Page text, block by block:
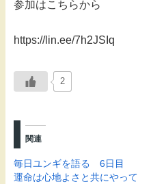
参加はこちらから
https://lin.ee/7h2JSIq
2
関連
毎日ユンギを語る 6日目
運命は心地よさと共にやって